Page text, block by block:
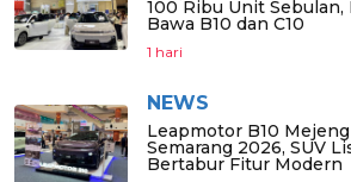
100 Ribu Unit
Bawa B10 dan C10
1 hari
NEWS
Leapmotor B10
Semarang 2026, SUV
Bertabur Fitur Modern